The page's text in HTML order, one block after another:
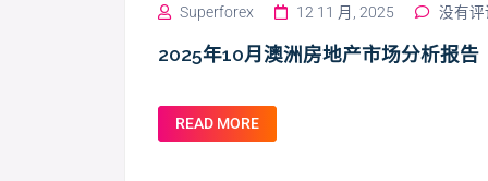
Superforex 12 11 月, 2025 没有评
2025年10月澳洲房地产市场分析报告
READ MORE